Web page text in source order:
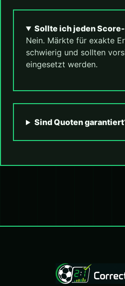
Sollte ich jeden
Nein. Märkte für exakte
schwierig und sollten
eingesetzt werden.
Sind Quoten